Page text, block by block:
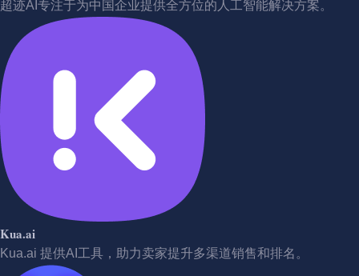
超迹AI专注于为中国企业提供全方位的人工智能解决方案。
Kua.ai
Kua.ai 提供AI工具，助力卖家提升多渠道销售和排名。